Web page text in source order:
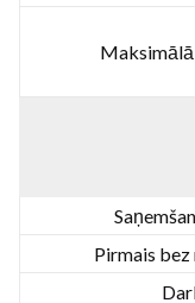
Maksimālā
Pirmais bez